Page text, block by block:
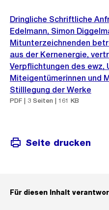
Dringliche Schriftliche
Edelmann, Simon
Mitunterzeichnenden
aus der Kernenergie,
Verpflichtungen des ewz,
Miteigentümerinnen und
Stilllegung der Werke
PDF | 3 Seiten | 161 KB
Seite drucken
Für diesen Inhalt